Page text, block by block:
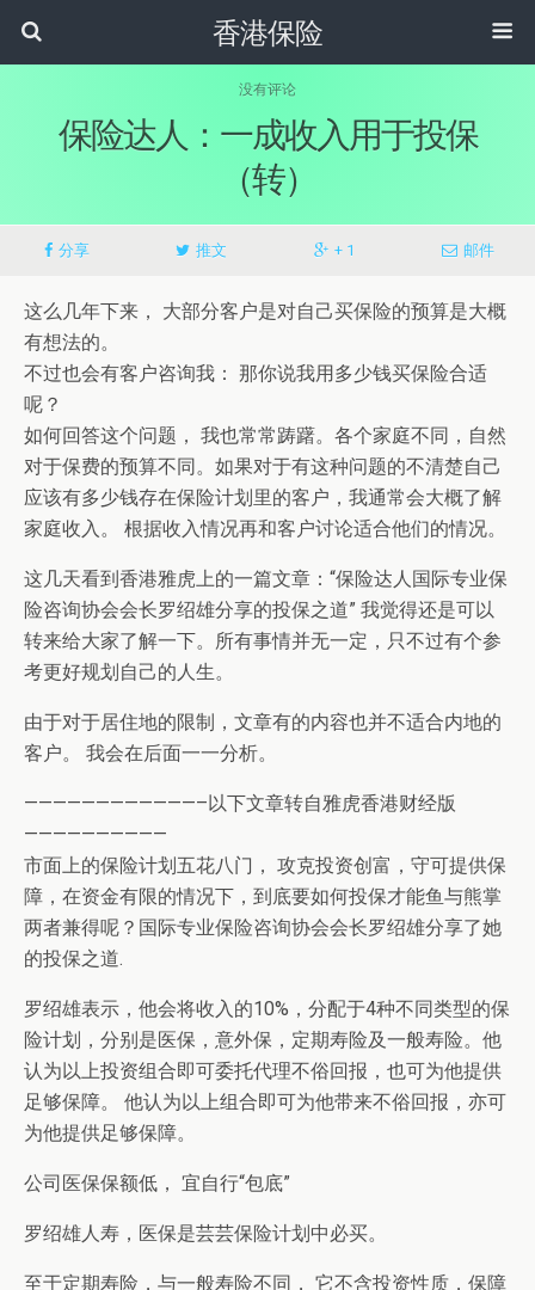
香港保险
没有评论
保险达人：一成收入用于投保
（转）
分享 推文 + 1 邮件
这么几年下来， 大部分客户是对自己买保险的预算是大概
有想法的。
不过也会有客户咨询我： 那你说我用多少钱买保险合适
呢？
如何回答这个问题， 我也常常踌躇。各个家庭不同，自然
对于保费的预算不同。如果对于有这种问题的不清楚自己
应该有多少钱存在保险计划里的客户，我通常会大概了解
家庭收入。 根据收入情况再和客户讨论适合他们的情况。
这几天看到香港雅虎上的一篇文章：“保险达人国际专业保
险咨询协会会长罗绍雄分享的投保之道” 我觉得还是可以
转来给大家了解一下。所有事情并无一定，只不过有个参
考更好规划自己的人生。
由于对于居住地的限制，文章有的内容也并不适合内地的
客户。 我会在后面一一分析。
————————————–以下文章转自雅虎香港财经版
——————————
市面上的保险计划五花八门， 攻克投资创富，守可提供保
障，在资金有限的情况下，到底要如何投保才能鱼与熊掌
两者兼得呢？国际专业保险咨询协会会长罗绍雄分享了她
的投保之道.
罗绍雄表示，他会将收入的10%，分配于4种不同类型的保
险计划，分别是医保，意外保，定期寿险及一般寿险。他
认为以上投资组合即可委托代理不俗回报，也可为他提供
足够保障。 他认为以上组合即可为他带来不俗回报，亦可
为他提供足够保障。
公司医保保额低， 宜自行“包底”
罗绍雄人寿，医保是芸芸保险计划中必买。
至于定期寿险，与一般寿险不同， 它不含投资性质，保障